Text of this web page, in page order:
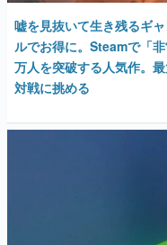
嘘を見抜いて生き残るギ
ルでお得に。Steamで「
万人を突破する人気作。
対戦に挑める